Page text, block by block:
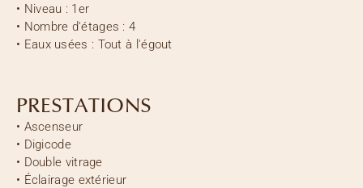
• Niveau : 1er
• Nombre d'étages :4
• Eaux usées : Tout à l'égout
PRESTATIONS
• Ascenseur
• Digicode
• Double vitrage
• Éclairage extérieur